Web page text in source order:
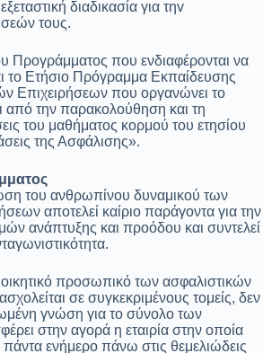
διαδικασία για τηv
τους.
Προγράμματος που ενδιαφέρονται να
το Ετήσιο Πρόγραμμα Εκπαίδευσης
Επιχειρήσεων που οργανώνει το
την παρακολούθηση και τη
του μαθήματος κορμού του ετησίου
της Ασφάλισης».
του ανθρωπίνου δυναμικού των
αποτελεί καίριο παράγοντα για την
ανάπτυξης και προόδου και συντελεί
προσωπικό των ασφαλιστικών
σε συγκεκριμένους τομείς, δεν
γνώση για το σύνολο των
στην αγορά η εταιρία στην οποία
πάντα ενήμερο πάνω στις θεμελιώδεις